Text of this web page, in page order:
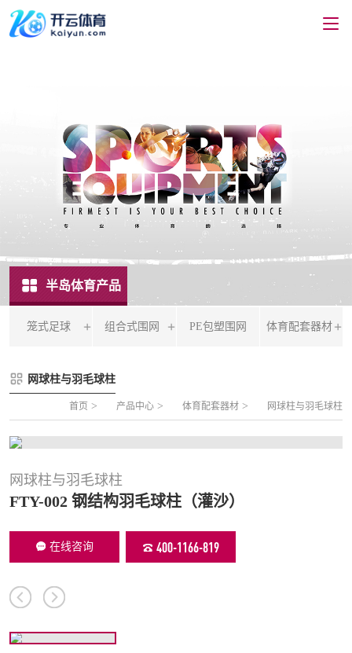
半岛体育产品
笼式足球
FLZ-B 夹芯板笼式足球
FLZ-C 半格栅笼式足球
FLZ-D PE包塑笼式足球
组合式围网
方管组合式围网
片装组合式围网
PE包塑围网 体育配套器材
网球柱与羽毛球柱
首页 > 产品中心 > 体育配套器材 > 网球柱与羽毛球柱
网球柱与羽毛球柱
FTY-002 钢结构羽毛球柱（灌沙）
在线咨询 400-1166-819